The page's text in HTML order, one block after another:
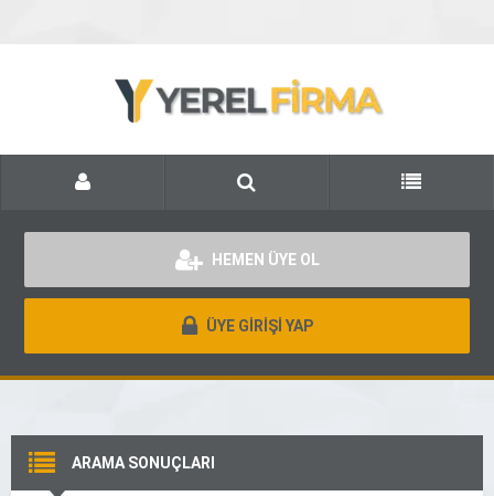
HEMEN ÜYE OL
ÜYE GİRİŞİ YAP
ARAMA SONUÇLARI